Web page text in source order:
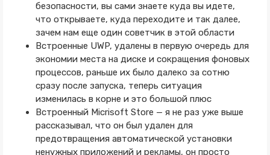
безопасности, вы сами знаете куда вы идете,
что открываете, куда переходите и так далее,
зачем нам еще один советчик в этой области
Встроенные UWP, удалены в первую очередь для
экономии места на диске и сокращения фоновых
процессов, раньше их было далеко за сотню
сразу после запуска, теперь ситуация
изменилась в корне и это большой плюс
Встроенный Micrisoft Store — я не раз уже выше
рассказывал, что он был удален для
предотвращения автоматической установки
ненужных приложений и рекламы, он просто